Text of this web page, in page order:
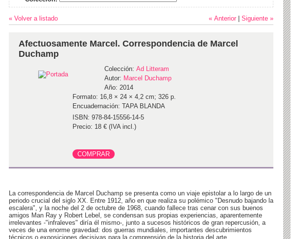
« Volver a listado Siguiente »
« Anterior
Afectuosamente Marcel. Correspondencia de Marcel
Duchamp
Colección: Ad Litteram
Autor: Marcel Duchamp
Año: 2014
Formato: 16,8 × 24 × 4,2 cm; 326 p.
Encuadernación: TAPA BLANDA
ISBN: 978-84-15556-14-5
Precio: 18 € (IVA incl.)
La correspondencia de Marcel Duchamp se presenta como un viaje epistolar a lo largo de un
periodo crucial del siglo XX. Entre 1912, año en que realiza su polémico "Desnudo bajando la
escalera", y la noche del 2 de octubre de 1968, cuando fallece tras cenar con sus buenos
amigos Man Ray y Robert Lebel, se condensan sus propias experiencias, aparentemente
irrelevantes -"infraleves" diría él mismo-, junto a sucesos históricos de gran repercusión, a
veces de una enorme gravedad: dos guerras mundiales, importantes descubrimientos
técnicos o exposiciones decisivas para la comprensión de la historia del arte